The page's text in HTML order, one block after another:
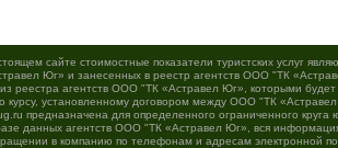
сайте стоимостные показатели туристских услуг
Юг» и занесенных в реестр агентств ООО "ТК
из реестра агентств ООО "ТК «Астравел Юг», которыми
курсу, установленному договором между ООО "ТК
предназначена для определенного ограниченного
данных агентств ООО "ТК «Астравел Юг», вся
в компанию по телефонам и адресам электронной